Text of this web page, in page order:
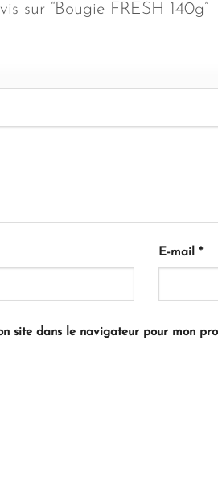
sur “Bougie FRESH 140g”
E-mail *
site dans le navigateur pour mon